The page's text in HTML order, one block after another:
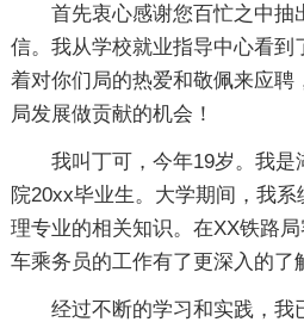
首先衷心感谢您百忙之中抽
信。我从学校就业指导中心看到
着对你们局的热爱和敬佩来应聘
局发展做贡献的机会！
我叫丁可，今年19岁。我
院20xx毕业生。大学期间，我
理专业的相关知识。在XX铁路
车乘务员的工作有了更深入的了
经过不断的学习和实践，我